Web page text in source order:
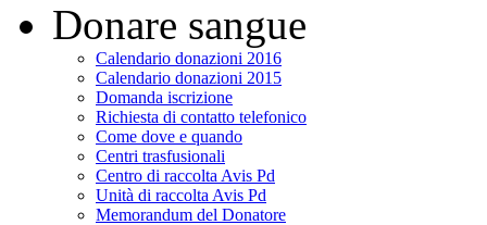
Donare sangue
Calendario donazioni 2016
Calendario donazioni 2015
Domanda iscrizione
Richiesta di contatto telefonico
Come dove e quando
Centri trasfusionali
Centro di raccolta Avis Pd
Unità di raccolta Avis Pd
Memorandum del Donatore